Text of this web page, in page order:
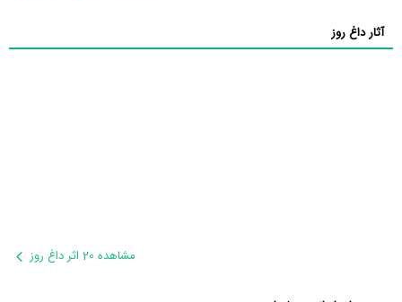
آثار داغ روز
مشاهده 20 اثر داغ روز